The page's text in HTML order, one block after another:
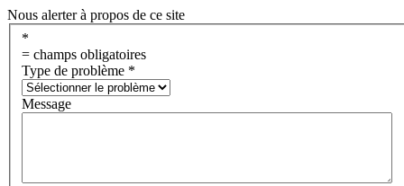
Nous alerter à propos de ce site
*
= champs obligatoires
Type de problème *
Message